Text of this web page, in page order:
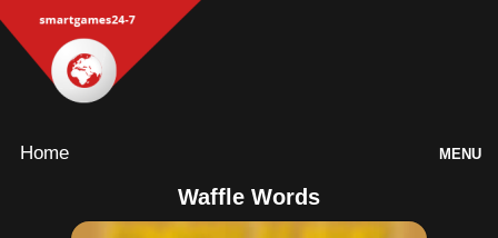
Home MENU
Waffle Words